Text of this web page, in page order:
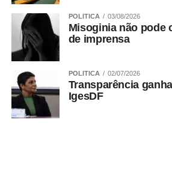
O benefício pode ser disponibilizado
meses. Para isso, a beneficiária
inscrição em pelo menos dois
qualificação profissional ou
ADVERTISEMENT
POLITICA 03/08/2026
Misoginia não pode
de imprensa
POLITICA 02/07/2026
Transparência
IgesDF